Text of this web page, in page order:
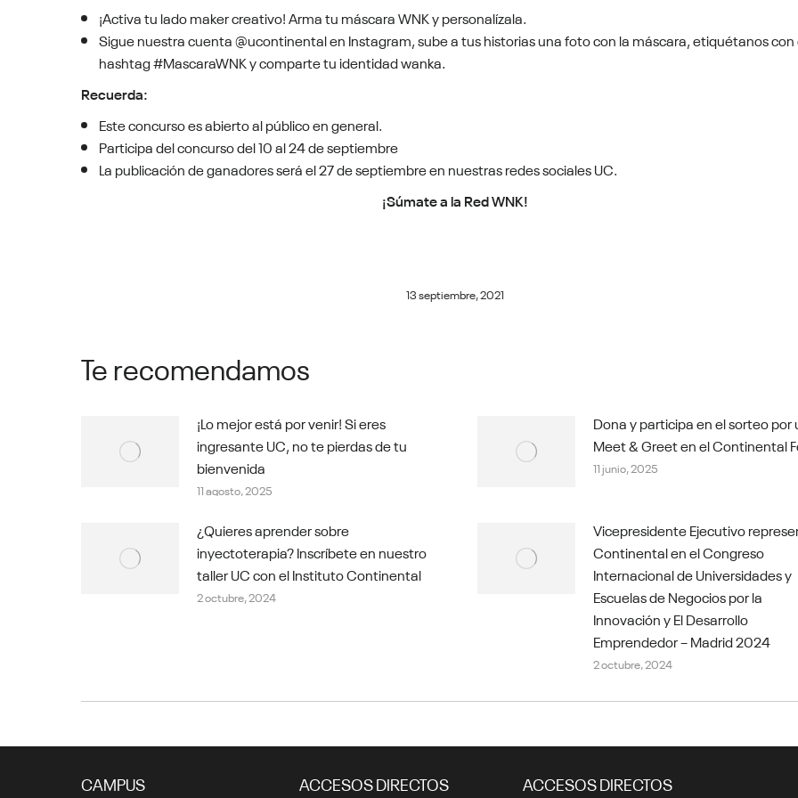
¡Activa tu lado maker creativo! Arma tu máscara WNK y personalízala.
Sigue nuestra cuenta @ucontinental en Instagram, sube a tus historias una foto con la máscara, etiquétanos con
hashtag #MascaraWNK y comparte tu identidad wanka.
Recuerda:
Este concurso es abierto al público en general.
Participa del concurso del 10 al 24 de septiembre
La publicación de ganadores será el 27 de septiembre en nuestras redes sociales UC.
¡Súmate a la Red WNK!
13 septiembre, 2021
Te recomendamos
¡Lo mejor está por venir! Si eres
ingresante UC, no te pierdas de tu
bienvenida
11 agosto, 2025
Dona y participa en el sorteo por
Meet & Greet en el Continental
11 junio, 2025
¿Quieres aprender sobre
inyectoterapia? Inscríbete en nuestro
taller UC con el Instituto Continental
2 octubre, 2024
Vicepresidente Ejecutivo
Continental en el Congreso
Internacional de Universidades y
Escuelas de Negocios por la
Innovación y El Desarrollo
Emprendedor – Madrid 2024
2 octubre, 2024
CAMPUS ACCESOS DIRECTOS ACCESOS DIRECTOS